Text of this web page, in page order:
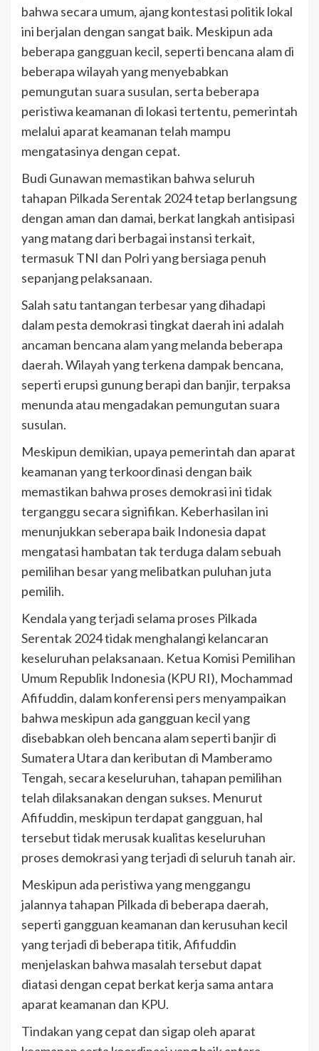
bahwa secara umum, ajang kontestasi politik lokal
ini berjalan dengan sangat baik. Meskipun ada
beberapa gangguan kecil, seperti bencana alam di
beberapa wilayah yang menyebabkan
pemungutan suara susulan, serta beberapa
peristiwa keamanan di lokasi tertentu, pemerintah
melalui aparat keamanan telah mampu
mengatasinya dengan cepat.
Budi Gunawan memastikan bahwa seluruh
tahapan Pilkada Serentak 2024 tetap berlangsung
dengan aman dan damai, berkat langkah antisipasi
yang matang dari berbagai instansi terkait,
termasuk TNI dan Polri yang bersiaga penuh
sepanjang pelaksanaan.
Salah satu tantangan terbesar yang dihadapi
dalam pesta demokrasi tingkat daerah ini adalah
ancaman bencana alam yang melanda beberapa
daerah. Wilayah yang terkena dampak bencana,
seperti erupsi gunung berapi dan banjir, terpaksa
menunda atau mengadakan pemungutan suara
susulan.
Meskipun demikian, upaya pemerintah dan aparat
keamanan yang terkoordinasi dengan baik
memastikan bahwa proses demokrasi ini tidak
terganggu secara signifikan. Keberhasilan ini
menunjukkan seberapa baik Indonesia dapat
mengatasi hambatan tak terduga dalam sebuah
pemilihan besar yang melibatkan puluhan juta
pemilih.
Kendala yang terjadi selama proses Pilkada
Serentak 2024 tidak menghalangi kelancaran
keseluruhan pelaksanaan. Ketua Komisi Pemilihan
Umum Republik Indonesia (KPU RI), Mochammad
Afifuddin, dalam konferensi pers menyampaikan
bahwa meskipun ada gangguan kecil yang
disebabkan oleh bencana alam seperti banjir di
Sumatera Utara dan keributan di Mamberamo
Tengah, secara keseluruhan, tahapan pemilihan
telah dilaksanakan dengan sukses. Menurut
Afifuddin, meskipun terdapat gangguan, hal
tersebut tidak merusak kualitas keseluruhan
proses demokrasi yang terjadi di seluruh tanah air.
Meskipun ada peristiwa yang menggangu
jalannya tahapan Pilkada di beberapa daerah,
seperti gangguan keamanan dan kerusuhan kecil
yang terjadi di beberapa titik, Afifuddin
menjelaskan bahwa masalah tersebut dapat
diatasi dengan cepat berkat kerja sama antara
aparat keamanan dan KPU.
Tindakan yang cepat dan sigap oleh aparat